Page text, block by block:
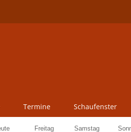
Termine Schaufenster